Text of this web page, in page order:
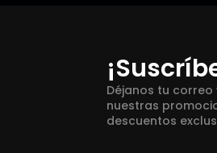
Déjanos tu
nuestras
descuentos